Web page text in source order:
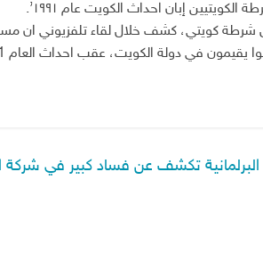
الكويتيين إبان احداث الكويت عام ١٩٩١’.
يقيمون في دولة الكويت، عقب احداث العام 1991
البرلمانية تكشف عن فساد كبير في شركة